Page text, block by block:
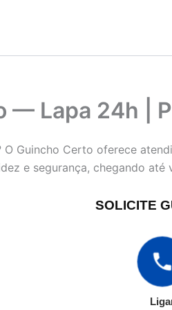
— Lapa 24h |
O Guincho Certo oferece
e segurança, chegando até
SOLICITE